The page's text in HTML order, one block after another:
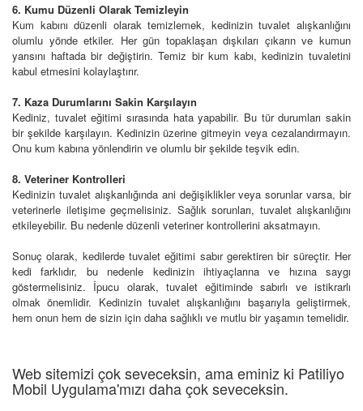
6. Kumu Düzenli Olarak Temizleyin
Kum kabını düzenli olarak temizlemek, kedinizin tuvalet alışkanlığını
olumlu yönde etkiler. Her gün topaklaşan dışkıları çıkarın ve kumun
yarısını haftada bir değiştirin. Temiz bir kum kabı, kedinizin tuvaletini
kabul etmesini kolaylaştırır.
7. Kaza Durumlarını Sakin Karşılayın
Kediniz, tuvalet eğitimi sırasında hata yapabilir. Bu tür durumları sakin
bir şekilde karşılayın. Kedinizin üzerine gitmeyin veya cezalandırmayın.
Onu kum kabına yönlendirin ve olumlu bir şekilde teşvik edin.
8. Veteriner Kontrolleri
Kedinizin tuvalet alışkanlığında ani değişiklikler veya sorunlar varsa, bir
veterinerle iletişime geçmelisiniz. Sağlık sorunları, tuvalet alışkanlığını
etkileyebilir. Bu nedenle düzenli veteriner kontrollerini aksatmayın.
Sonuç olarak, kedilerde tuvalet eğitimi sabır gerektiren bir süreçtir. Her
kedi farklıdır, bu nedenle kedinizin ihtiyaçlarına ve hızına saygı
göstermelisiniz. İpucu olarak, tuvalet eğitiminde sabırlı ve istikrarlı
olmak önemlidir. Kedinizin tuvalet alışkanlığını başarıyla geliştirmek,
hem onun hem de sizin için daha sağlıklı ve mutlu bir yaşamın temelidir.
Web sitemizi çok seveceksin, ama eminiz ki Patiliyo
Mobil Uygulama'mızı daha çok seveceksin.